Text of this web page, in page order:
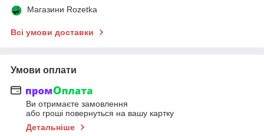
Магазини Rozetka
Всі умови доставки
Умови оплати
Ви отримаєте замовлення
або гроші повернуться на вашу картку
Детальніше